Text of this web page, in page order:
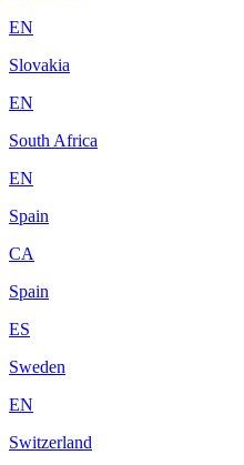
EN
Slovakia
EN
South Africa
EN
Spain
CA
Spain
ES
Sweden
EN
Switzerland